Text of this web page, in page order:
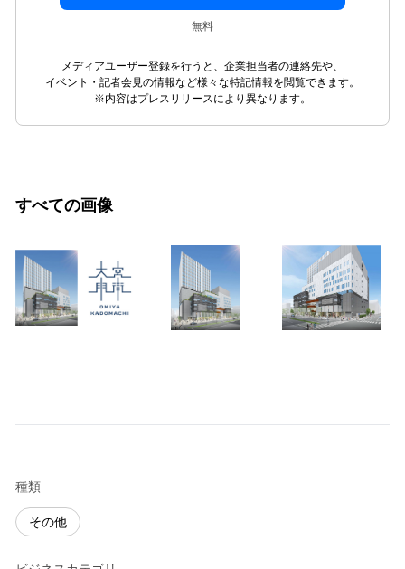
無料
メディアユーザー登録を行うと、企業担当者の連絡先や、
イベント・記者会見の情報など様々な特記情報を閲覧できます。
※内容はプレスリリースにより異なります。
すべての画像
種類
その他